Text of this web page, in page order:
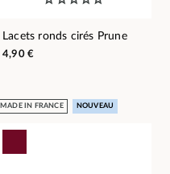
Lacets ronds cirés Prune
4,90 €
MADE IN FRANCE NOUVEAU